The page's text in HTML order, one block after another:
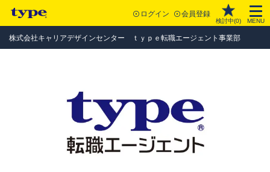
ログイン 会員登録
検討中(0) MENU
株式会社キャリアデザインセンター ｔｙｐｅ転職エージェント事業部